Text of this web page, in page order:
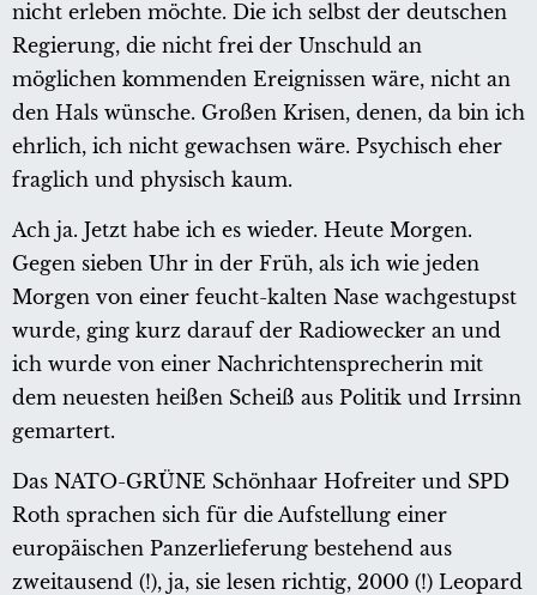
nicht erleben möchte. Die ich selbst der deutschen
Regierung, die nicht frei der Unschuld an
möglichen kommenden Ereignissen wäre, nicht an
den Hals wünsche. Großen Krisen, denen, da bin ich
ehrlich, ich nicht gewachsen wäre. Psychisch eher
fraglich und physisch kaum.
Ach ja. Jetzt habe ich es wieder. Heute Morgen.
Gegen sieben Uhr in der Früh, als ich wie jeden
Morgen von einer feucht-kalten Nase wachgestupst
wurde, ging kurz darauf der Radiowecker an und
ich wurde von einer Nachrichtensprecherin mit
dem neuesten heißen Scheiß aus Politik und Irrsinn
gemartert.
Das NATO-GRÜNE Schönhaar Hofreiter und SPD
Roth sprachen sich für die Aufstellung einer
europäischen Panzerlieferung bestehend aus
zweitausend (!), ja, sie lesen richtig, 2000 (!) Leopard